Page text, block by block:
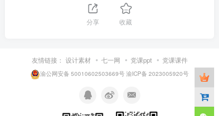
分享 收藏
友情链接： 设计素材 七一网 党课ppt 党课课件
渝公网安备 50010602503669号渝ICP备 2023005920号